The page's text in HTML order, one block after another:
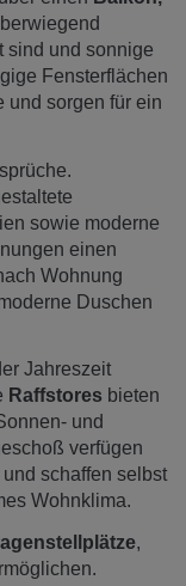
sind und sonnige
Fensterflächen
und sorgen für ein
sowie moderne
einen
Wohnung
Duschen
Jahreszeit
Raffstores bieten
und
verfügen
und schaffen selbst
Wohnklima.
,